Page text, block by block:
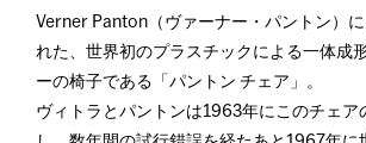
Verner Panton（ヴァーナー・パントン）
れた、世界初のプラスチックによる一体成
ーの椅子である「パントン チェア」。
ヴィトラとパントンは1963年にこのチェア